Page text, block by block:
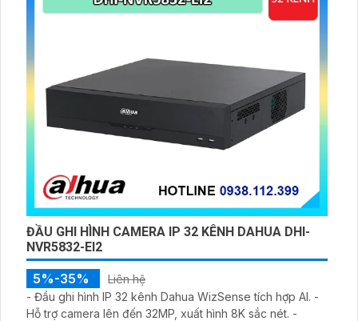
ĐẦU GHI HÌNH CAMERA IP 32 KÊNH DAHUA DHI-
NVR5832-EI2
5%-35%
Liên hệ
- Đầu ghi hình IP 32 kênh Dahua WizSense tích hợp AI. -
Hỗ trợ camera lên đến 32MP, xuất hình 8K sắc nét. -